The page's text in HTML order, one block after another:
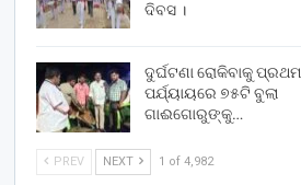
ଦିବସ ।
ଦୁର୍ଘଟଣା ରୋକିବାକୁ ପ୍ରଥମ
ପର୍ଯ୍ୟାୟରେ ୭୫ଟି ବୁଲା
ଗାଈଗୋରୁଙ୍କୁ…
PREV NEXT 1 of 4,982